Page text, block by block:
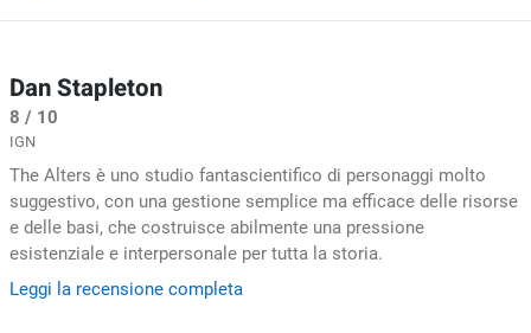
Dan Stapleton
8 / 10
IGN
The Alters è uno studio fantascientifico di personaggi molto
suggestivo, con una gestione semplice ma efficace delle risorse
e delle basi, che costruisce abilmente una pressione
esistenziale e interpersonale per tutta la storia.
Leggi la recensione completa